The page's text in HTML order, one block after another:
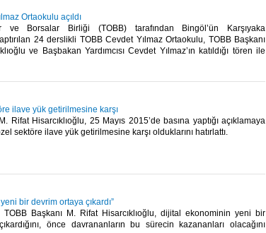
Ortaokulu açıldı
ve Borsalar Birliği (TOBB) tarafından Bingöl’ün Karşıyaka
24 derslikli TOBB Cevdet Yılmaz Ortaokulu, TOBB Başkanı
ve Başbakan Yardımcısı Cevdet Yılmaz’ın katıldığı tören ile
ilave yük getirilmesine karşı
Rifat Hisarcıklıoğlu, 25 Mayıs 2015’de basına yaptığı açıklamaya
sektöre ilave yük getirilmesine karşı olduklarını hatırlattı.​
bir devrim ortaya çıkardı”
Başkanı M. Rifat Hisarcıklıoğlu, dijital ekonominin yeni bir
önce davrananların bu sürecin kazananları olacağını